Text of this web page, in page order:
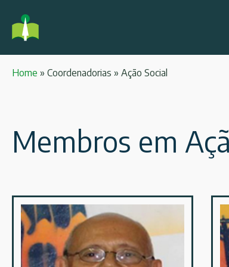
Home » Coordenadorias » Ação Social
Membros em